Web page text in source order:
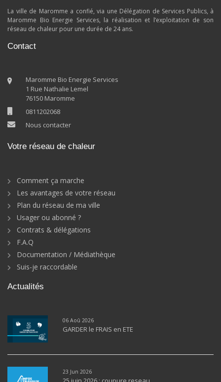
La ville de Maromme a confié, via une Délégation de Services Publics, à
Maromme Bio Energie Services, la réalisation et l’exploitation de son
réseau de chaleur pour une durée de 24 ans.
Contact
Maromme Bio Energie Services
1 Rue Nathalie Lemel
76150 Maromme
0811202068
Nous contacter
Votre réseau de chaleur
Comment ça marche
Les avantages de votre réseau
Plan du réseau de ma ville
Usager ou abonné ?
Contrats & délégations
F.A.Q
Documentation / Médiathèque
Suis-je raccordable
Actualités
06 Aoû 2026
GARDER le FRAIS en ETE
23 Jun 2026